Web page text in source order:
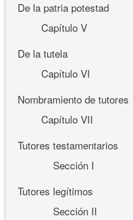
De la patria potestad
Capítulo V
De la tutela
Capítulo VI
Nombramiento de tutores
Capítulo VII
Tutores testamentarios
Sección I
Tutores legítimos
Sección II